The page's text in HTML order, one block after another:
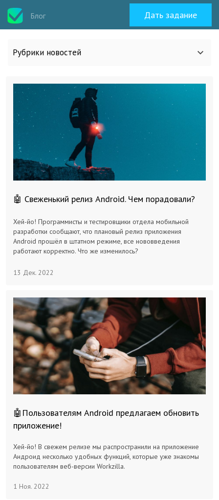
Блог Дать задание
Рубрики новостей
Все статьи
О work-zilla.com
Новости сервиса
Исполнителям
Заказчикам
🤖 Свеженький релиз Android. Чем порадовали?
Хей-йо! Программисты и тестировщики отдела мобильной
разработки сообщают, что плановый релиз приложения
Android прошёл в штатном режиме, все нововведения
работают корректно. Что же изменилось?
13 Дек. 2022
🤖Пользователям Android предлагаем обновить
приложение!
Хей-йо! В свежем релизе мы распространили на приложение
Андроид несколько удобных функций, которые уже знакомы
пользователям веб-версии Workzilla.
1 Ноя. 2022